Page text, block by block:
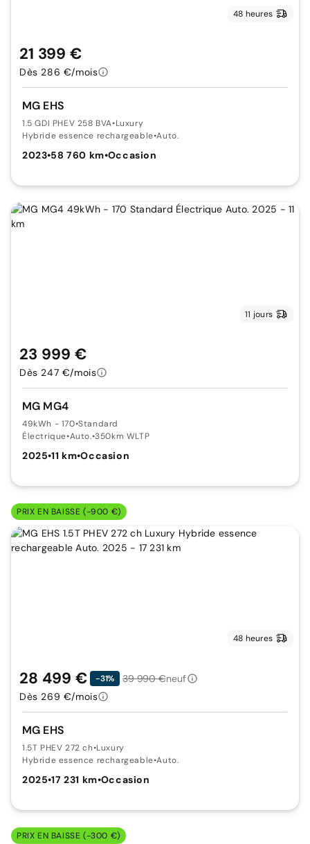
48 heures
MG EHS
1.5 GDI PHEV 258 BVA•Luxury
Hybride essence rechargeable•Auto.
2023•58 760 km•Occasion
21 399 €
Dès 286 €/mois
11 jours
MG MG4
49kWh - 170•Standard
Électrique•Auto.•350km WLTP
2025•11 km•Occasion
23 999 €
Dès 247 €/mois
PRIX EN BAISSE (-900 €)
48 heures
MG EHS
1.5T PHEV 272 ch•Luxury
Hybride essence rechargeable•Auto.
2025•17 231 km•Occasion
28 499 € -31% 39 990 €neuf
Dès 269 €/mois
PRIX EN BAISSE (-300 €)